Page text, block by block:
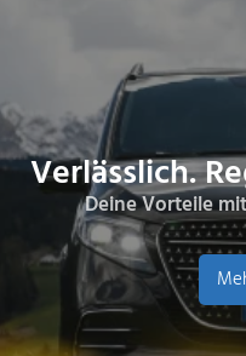
Verlässlich.
Deine Vorteile